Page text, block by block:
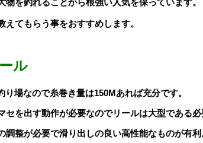
を釣れることから根強い人気を保っています。
てもらう事をおすすめします。
ル
場なので糸巻き量は150Mあれば充分です。
を出す動作が必要なのでリールは大型である必
整が必要で滑り出しの良い高性能なものが有利